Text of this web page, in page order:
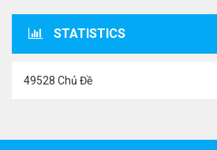
STATISTICS
49528 Chủ Đề